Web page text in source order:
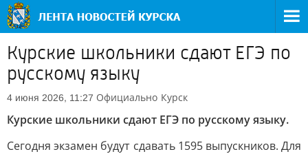
Курские школьники сдают ЕГЭ по
русскому языку
4 июня 2026, 11:27 Официально Курск
Курские школьники сдают ЕГЭ по русскому языку.
Сегодня экзамен будут сдавать 1595 выпускников. Для